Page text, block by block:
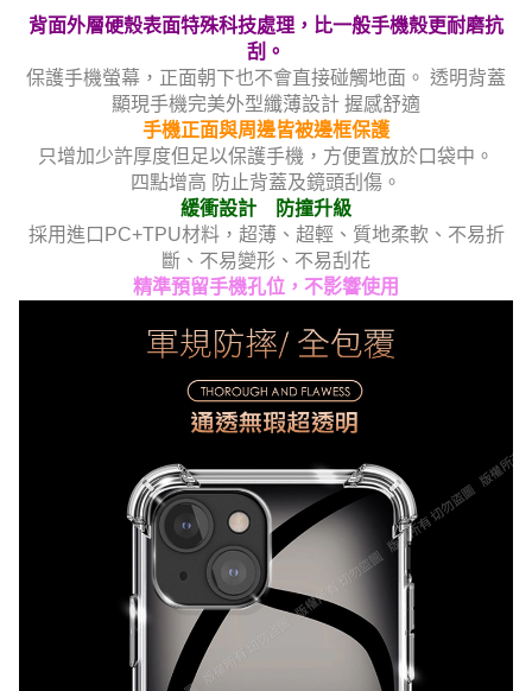
背面外層硬殼表面特殊科技處理，比一般手機殼更耐磨抗
刮。
保護手機螢幕，正面朝下也不會直接碰觸地面。 透明背蓋
顯現手機完美外型纖薄設計 握感舒適
手機正面與周邊皆被邊框保護
只增加少許厚度但足以保護手機，方便置放於口袋中。
四點增高 防止背蓋及鏡頭刮傷。
緩衝設計 防撞升級
採用進口PC+TPU材料，超薄、超輕、質地柔軟、不易折
斷、不易變形、不易刮花
精準預留手機孔位，不影響使用